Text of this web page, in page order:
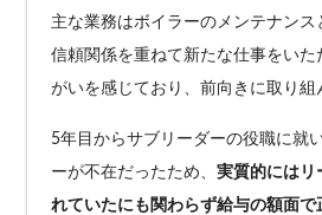
主な業務はボイラーのメンテナンス
信頼関係を重ねて新たな仕事をいた
がいを感じており、前向きに取り組
5年目からサブリーダーの役職に就
ーが不在だったため、実質的にはリ
れていたにも関わらず給与の額面で